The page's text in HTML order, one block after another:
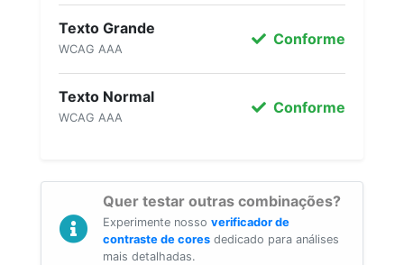
Texto Grande
WCAG AAA
Conforme
Texto Normal
WCAG AAA
Conforme
Quer testar outras combinações?
Experimente nosso verificador de
contraste de cores dedicado para análises
mais detalhadas.